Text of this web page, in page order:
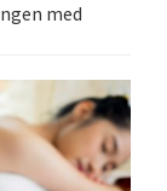
med